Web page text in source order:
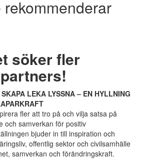
söker fler
SKAPA LEKA LYSSNA– EN HYLLNING
fler att tro på och vilja satsa på
och samverkan för positiv
bjuder in till inspiration och
offentlig sektor och civilsamhälle
samverkan och förändringskraft.